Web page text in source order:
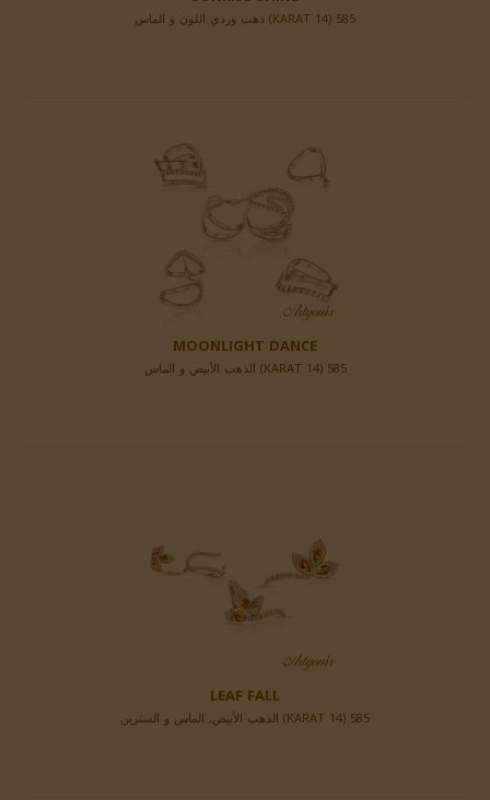
585 (14 KARAT) ذهب وردي اللون و الماس
MOONLIGHT DANCE
585 (14 KARAT) الذهب الأبيض و الماس
LEAF FALL
585 (14 KARAT) الذهب الأبيض, الماس و السترين